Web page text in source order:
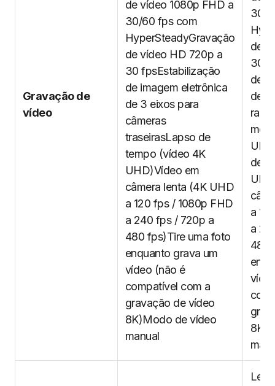
Gravação de
vídeo
de vídeo 1080p FHD a
30/60 fps com
HyperSteadyGravação
de vídeo HD 720p a
30 fpsEstabilização
de imagem eletrônica
de 3 eixos para
câmeras
traseirasLapso de
tempo (vídeo 4K
UHD)Vídeo em
câmera lenta (4K UHD
a 120 fps / 1080p FHD
a 240 fps / 720p a
480 fps)Tire uma foto
enquanto grava um
vídeo (não é
compatível com a
gravação de vídeo
8K)Modo de vídeo
manual
30/
de
30
de
de 3
de
a
a
480